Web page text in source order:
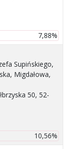
7,88%
Supińskiego,
Migdałowa,
50, 52-
10,56%